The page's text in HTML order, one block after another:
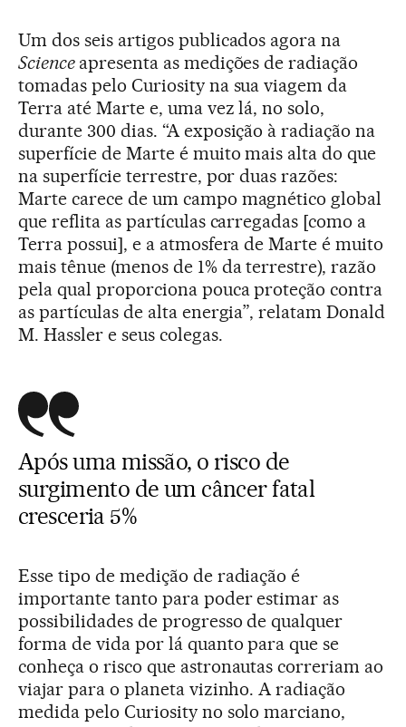
Um dos seis artigos publicados agora na
Science apresenta as medições de radiação
tomadas pelo Curiosity na sua viagem da
Terra até Marte e, uma vez lá, no solo,
durante 300 dias. “A exposição à radiação na
superfície de Marte é muito mais alta do que
na superfície terrestre, por duas razões:
Marte carece de um campo magnético global
que reflita as partículas carregadas [como a
Terra possui], e a atmosfera de Marte é muito
mais tênue (menos de 1% da terrestre), razão
pela qual proporciona pouca proteção contra
as partículas de alta energia”, relatam Donald
M. Hassler e seus colegas.
Após uma missão, o risco de
surgimento de um câncer fatal
cresceria 5%
Esse tipo de medição de radiação é
importante tanto para poder estimar as
possibilidades de progresso de qualquer
forma de vida por lá quanto para que se
conheça o risco que astronautas correriam ao
viajar para o planeta vizinho. A radiação
medida pelo Curiosity no solo marciano,